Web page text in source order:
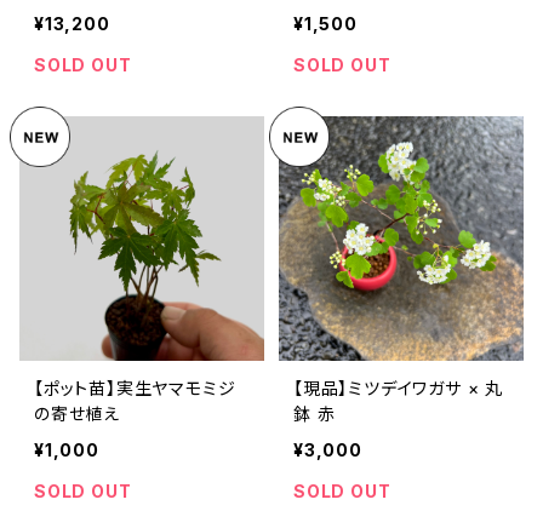
¥13,200
SOLD OUT
¥1,500
SOLD OUT
【ポット苗】実生ヤマモミジ
の寄せ植え
¥1,000
SOLD OUT
【現品】ミツデイワガサ × 丸
鉢 赤
¥3,000
SOLD OUT